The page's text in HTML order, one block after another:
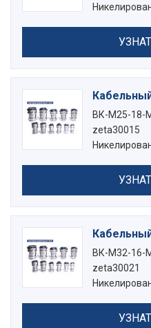
ВК-М25-18-
zeta30015
ВК-М32-16-
zeta30021